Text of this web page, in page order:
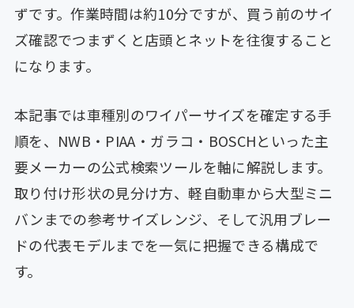
ずです。作業時間は約10分ですが、買う前のサイ
ズ確認でつまずくと店頭とネットを往復すること
になります。
本記事では車種別のワイパーサイズを確定する手
順を、NWB・PIAA・ガラコ・BOSCHといった主
要メーカーの公式検索ツールを軸に解説します。
取り付け形状の見分け方、軽自動車から大型ミニ
バンまでの参考サイズレンジ、そして汎用ブレー
ドの代表モデルまでを一気に把握できる構成で
す。